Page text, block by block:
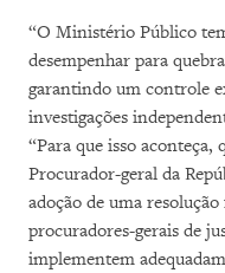
“O Ministério Público
desempenhar para
garantindo um controle
investigações
“Para que isso aconteça,
Procurador-geral da
adoção de uma
procuradores-gerais de
implementem